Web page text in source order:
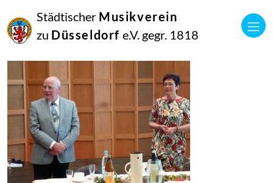
Städtischer Musikverein
zu Düsseldorf e.V. gegr. 1818
April
2015
Manfred Hill